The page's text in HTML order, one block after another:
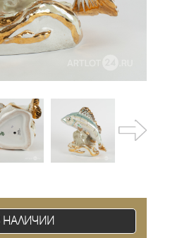
наличии